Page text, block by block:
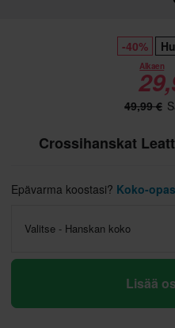
-40%
Alkaen
49,99 €
Crossihanskat
Epävarma koostasi? Koko-opas
Valitse - Hanskan koko
Lisää